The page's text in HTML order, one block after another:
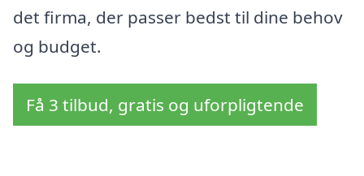
det firma, der passer bedst til dine behov
og budget.
Få 3 tilbud, gratis og uforpligtende